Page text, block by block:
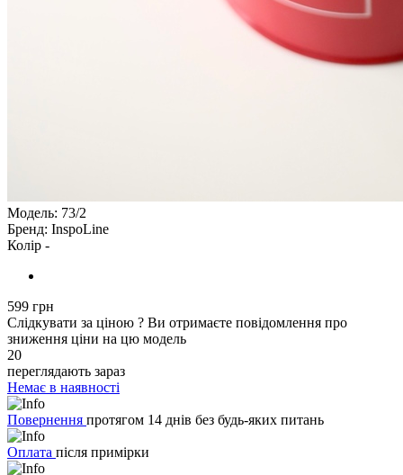
Модель: 73/2
Бренд: InspoLine
Колір -
599 грн
Слідкувати за ціною ? Ви отримаєте повідомлення про
зниження ціни на цю модель
20
переглядають зараз
Немає в наявності
Повернення протягом 14 днів без будь-яких питань
Оплата після примірки